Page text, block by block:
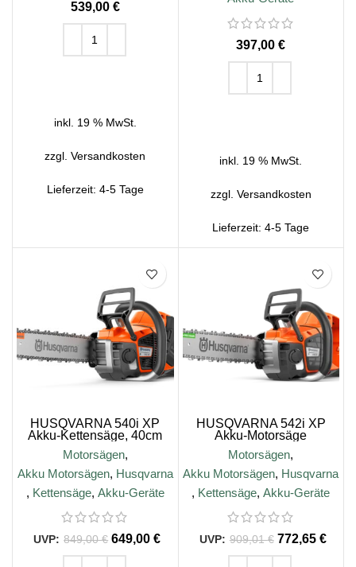
€
inkl. 19 % MwSt.
zzgl.Versandkosten
Lieferzeit: 4-5 Tage
€
inkl. 19 % MwSt.
zzgl. Versandkosten
Lieferzeit:4-5 Tage
HUSQVARNA 540i XP
Akku-Kettensäge, 40cm
Motorsägen,
Akku Motorsägen, Husqvarna
, Kettensäge, Akku-Geräte
849,00€ 649,00€
HUSQVARNA 542i XP
Akku-Motorsäge
Motorsägen,
Akku Motorsägen, Husqvarna
, Kettensäge,Akku-Geräte
909,01€ 772,65 €